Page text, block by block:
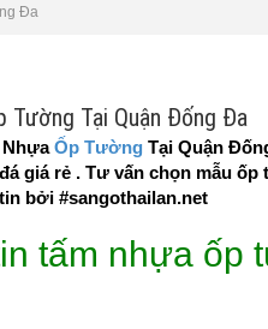
Đa
Tường Tại Quận Đống Đa
NhựaỐp Tường Tại Quận
giá rẻ . Tư vấn chọn mẫu
bởi #sangothailan.net
tấm nhựa ốp